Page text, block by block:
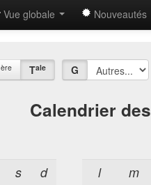
Vue globale Nouveautés
ère Tale G
Calendrier
s d l m